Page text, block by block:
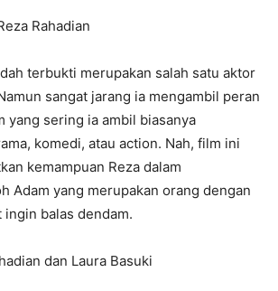
Rahadian
terbukti merupakan salah satu aktor
sangat jarang ia mengambil peran
yang sering ia ambil biasanya
komedi, atau action. Nah, film ini
kemampuan Reza dalam
Adam yang merupakan orang dengan
ingin balas dendam.
dan Laura Basuki